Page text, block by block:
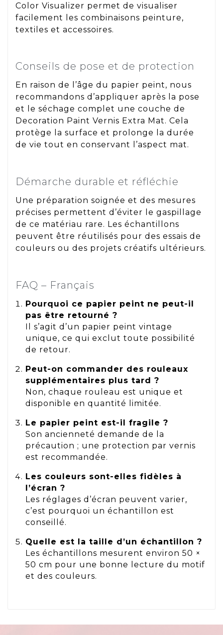
Color Visualizer permet de visualiser
facilement les combinaisons peinture,
textiles et accessoires.
Conseils de pose et de protection
En raison de l’âge du papier peint, nous
recommandons d’appliquer après la pose
et le séchage complet une couche de
Decoration Paint Vernis Extra Mat. Cela
protège la surface et prolonge la durée
de vie tout en conservant l’aspect mat.
Démarche durable et réfléchie
Une préparation soignée et des mesures
précises permettent d’éviter le gaspillage
de ce matériau rare. Les échantillons
peuvent être réutilisés pour des essais de
couleurs ou des projets créatifs ultérieurs.
FAQ – Français
Pourquoi ce papier peint ne peut-il
pas être retourné ?
Il s’agit d’un papier peint vintage
unique, ce qui exclut toute possibilité
de retour.
Peut-on commander des rouleaux
supplémentaires plus tard ?
Non, chaque rouleau est unique et
disponible en quantité limitée.
Le papier peint est-il fragile ?
Son ancienneté demande de la
précaution ; une protection par vernis
est recommandée.
Les couleurs sont-elles fidèles à
l’écran ?
Les réglages d’écran peuvent varier,
c’est pourquoi un échantillon est
conseillé.
Quelle est la taille d’un échantillon ?
Les échantillons mesurent environ 50 ×
50 cm pour une bonne lecture du motif
et des couleurs.